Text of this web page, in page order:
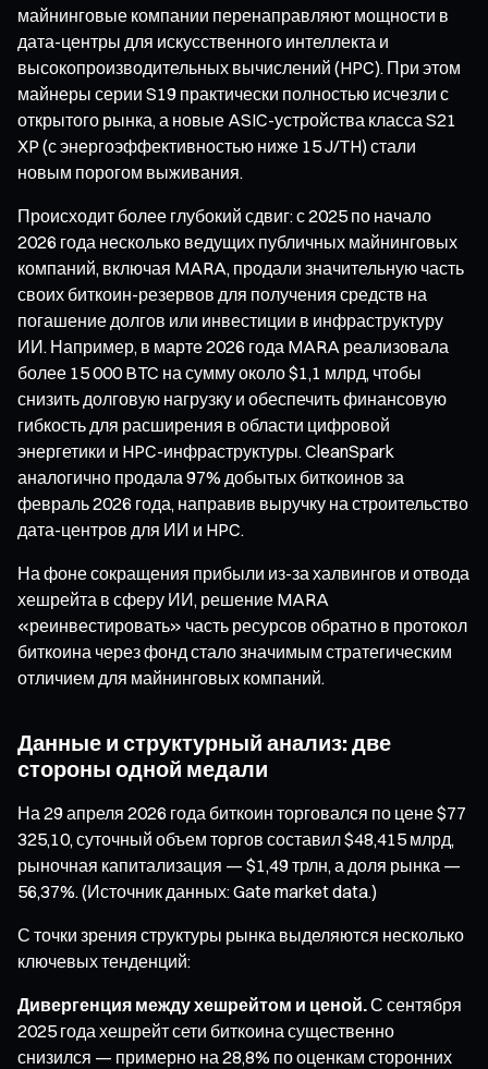
майнинговые компании перенаправляют мощности в
дата-центры для искусственного интеллекта и
высокопроизводительных вычислений (HPC). При этом
майнеры серии S19 практически полностью исчезли с
открытого рынка, а новые ASIC-устройства класса S21
XP (с энергоэффективностью ниже 15 J/TH) стали
новым порогом выживания.
Происходит более глубокий сдвиг: с 2025 по начало
2026 года несколько ведущих публичных майнинговых
компаний, включая MARA, продали значительную часть
своих биткоин-резервов для получения средств на
погашение долгов или инвестиции в инфраструктуру
ИИ. Например, в марте 2026 года MARA реализовала
более 15 000 BTC на сумму около $1,1 млрд, чтобы
снизить долговую нагрузку и обеспечить финансовую
гибкость для расширения в области цифровой
энергетики и HPC-инфраструктуры. CleanSpark
аналогично продала 97% добытых биткоинов за
февраль 2026 года, направив выручку на строительство
дата-центров для ИИ и HPC.
На фоне сокращения прибыли из-за халвингов и отвода
хешрейта в сферу ИИ, решение MARA
«реинвестировать» часть ресурсов обратно в протокол
биткоина через фонд стало значимым стратегическим
отличием для майнинговых компаний.
Данные и структурный анализ: две
стороны одной медали
На 29 апреля 2026 года биткоин торговался по цене $77
325,10, суточный объем торгов составил $48,415 млрд,
рыночная капитализация — $1,49 трлн, а доля рынка —
56,37%. (Источник данных: Gate market data.)
С точки зрения структуры рынка выделяются несколько
ключевых тенденций:
Дивергенция между хешрейтом и ценой.С сентября
2025 года хешрейт сети биткоина существенно
снизился — примерно на 28,8% по оценкам сторонних